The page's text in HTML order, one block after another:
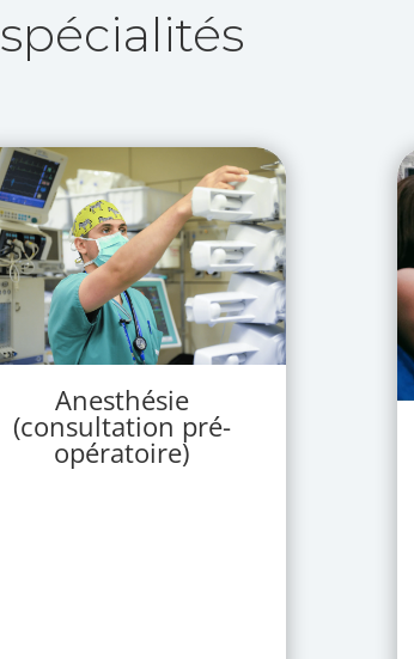
spécialités
Anesthésie
(consultation pré-
opératoire)